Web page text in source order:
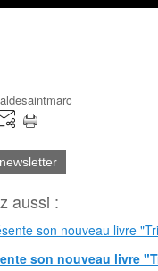
aussi :
son nouveau livre